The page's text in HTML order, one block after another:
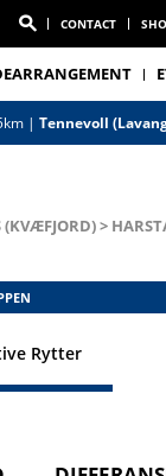
CONTACT
| Tennevoll
(KVÆFJORD) >
Rytter